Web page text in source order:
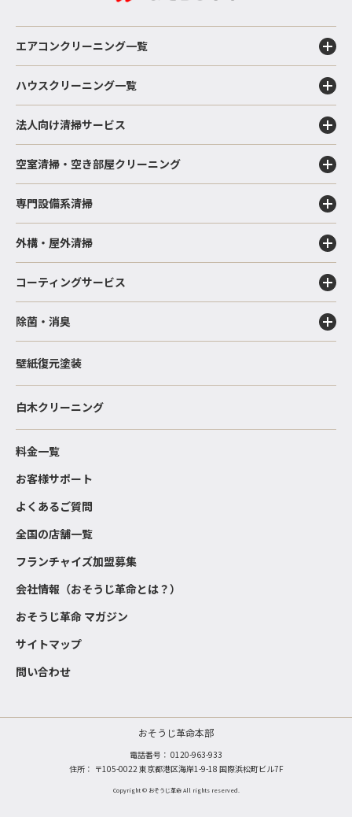
エアコンクリーニング一覧
ハウスクリーニング一覧
法人向け清掃サービス
空室清掃・空き部屋クリーニング
専門設備系清掃
外構・屋外清掃
コーティングサービス
除菌・消臭
壁紙復元塗装
白木クリーニング
料金一覧
お客様サポート
よくあるご質問
全国の店舗一覧
フランチャイズ加盟募集
会社情報（おそうじ革命とは？）
おそうじ革命 マガジン
サイトマップ
問い合わせ
おそうじ革命本部
電話番号： 0120-963-933
住所： 〒105-0022 東京都港区海岸1-9-18 国際浜松町ビル7F
Copyright © おそうじ革命 All rights reserved.